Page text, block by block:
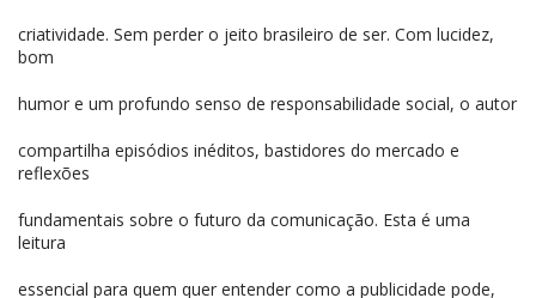
criatividade. Sem perder o jeito brasileiro de ser. Com lucidez,
bom
humor e um profundo senso de responsabilidade social, o autor
compartilha episódios inéditos, bastidores do mercado e
reflexões
fundamentais sobre o futuro da comunicação. Esta é uma
leitura
essencial para quem quer entender como a publicidade pode,